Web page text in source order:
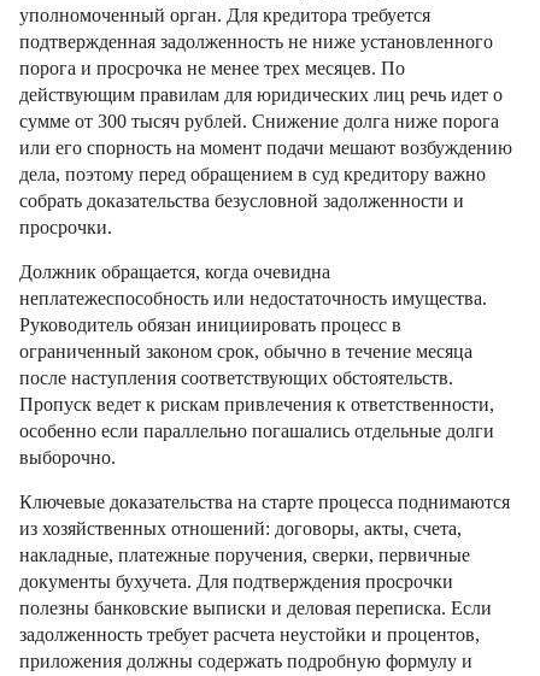
уполномоченный орган. Для кредитора требуется
подтвержденная задолженность не ниже установленного
порога и просрочка не менее трех месяцев. По
действующим правилам для юридических лиц речь идет о
сумме от 300 тысяч рублей. Снижение долга ниже порога
или его спорность на момент подачи мешают возбуждению
дела, поэтому перед обращением в суд кредитору важно
собрать доказательства безусловной задолженности и
просрочки.
Должник обращается, когда очевидна
неплатежеспособность или недостаточность имущества.
Руководитель обязан инициировать процесс в
ограниченный законом срок, обычно в течение месяца
после наступления соответствующих обстоятельств.
Пропуск ведет к рискам привлечения к ответственности,
особенно если параллельно погашались отдельные долги
выборочно.
Ключевые доказательства на старте процесса поднимаются
из хозяйственных отношений: договоры, акты, счета,
накладные, платежные поручения, сверки, первичные
документы бухучета. Для подтверждения просрочки
полезны банковские выписки и деловая переписка. Если
задолженность требует расчета неустойки и процентов,
приложения должны содержать подробную формулу и